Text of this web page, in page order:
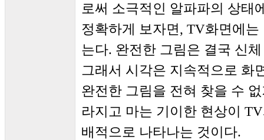
로써 소극적인 알파파의 상태
정확하게 보자면, TV화면에
는다. 완전한 그림은 결국 신
그래서 시각은 지속적으로 화
완전한 그림을 전혀 찾을 수
라지고 마는 기이한 현상이
배적으로 나타나는 것이다.